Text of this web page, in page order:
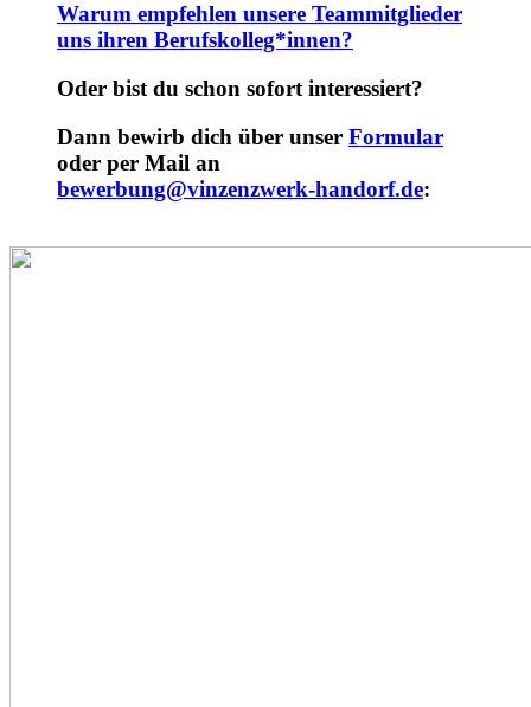
Warum empfehlen unsere Teammitglieder
uns ihren Berufskolleg*innen?
Oder bist du schon sofort interessiert?
Dann bewirb dich über unser Formular
oder per Mail an
bewerbung@vinzenzwerk-handorf.de: